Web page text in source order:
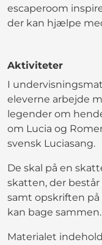
escaperoom
der kan hjælpe
Aktiviteter
I
eleverne arbejde
legender om
om Lucia og
svensk Luciasang.
De skal på en
skatten, der
samt opskriften
kan bage sammen.
Materialet